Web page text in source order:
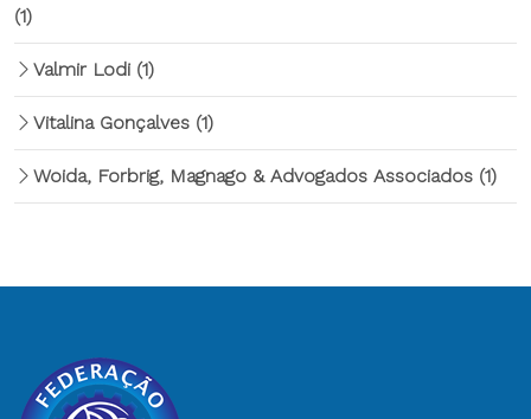
(1)
Valmir Lodi (1)
Vitalina Gonçalves (1)
Woida, Forbrig, Magnago & Advogados Associados (1)